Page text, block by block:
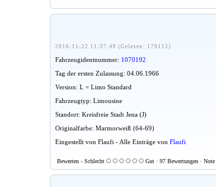
2016-11-22 11:37:49 (Gelesen: 179112)
Fahrzeugidentnummer: 1070192
Tag der ersten Zulassung: 04.06.1966
Version: L = Limo Standard
Fahrzeugtyp: Limousine
Standort: Kreisfreie Stadt Jena (J)
Originalfarbe: Marmorweiß (64-69)
Eingestellt von Flaufi - Alle Einträge von Flaufi
Bewerten - Schlecht Gut · 97 Bewertungen · Note